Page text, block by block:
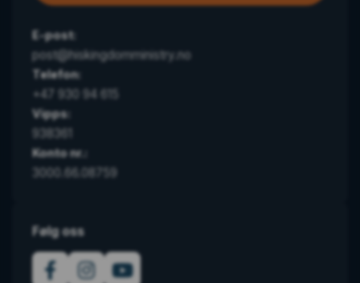
Følg oss
E-post:
post@hiskingdomministry.no
Telefon:
+47 930 94 615
Vipps:
938361
Konto nr.:
3000.66.08759